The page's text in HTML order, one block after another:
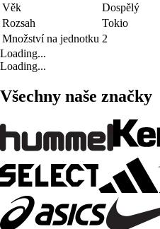
Věk
Dospělý
Rozsah
Tokio
Množství na jednotku 2
Loading...
Loading...
Všechny naše značky